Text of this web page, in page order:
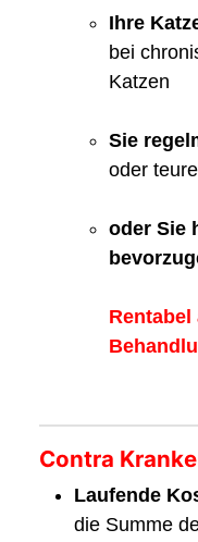
Ihre
bei
Katzen
Sie
oder
oder Sie
Rentabel
Contra
Laufende
die Summe